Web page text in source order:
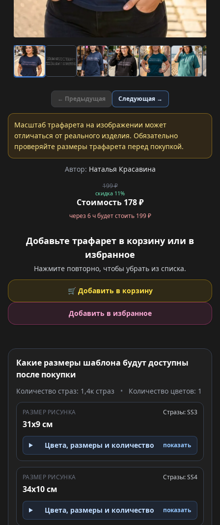
← Предыдущая Следующая →
Масштаб трафарета на изображении может
отличаться от реального изделия. Обязательно
проверяйте размеры трафарета перед покупкой.
Автор: Наталья Красавина
199 ₽
скидка 11%
Стоимость 178 ₽
через 6 ч будет стоить 199 ₽
Добавьте трафарет в корзину или в
избранное
Нажмите повторно, чтобы убрать из списка.
🛒 Добавить в корзину
Добавить в избранное
Какие размеры шаблона будут доступны
после покупки
Количество страз: 1,4к страз • Количество цветов: 1
РАЗМЕР РИСУНКА
31x9 см
Стразы: SS3
Цвета, размеры и количество показать
РАЗМЕР РИСУНКА
34x10 см
Стразы: SS4
Цвета, размеры и количество показать